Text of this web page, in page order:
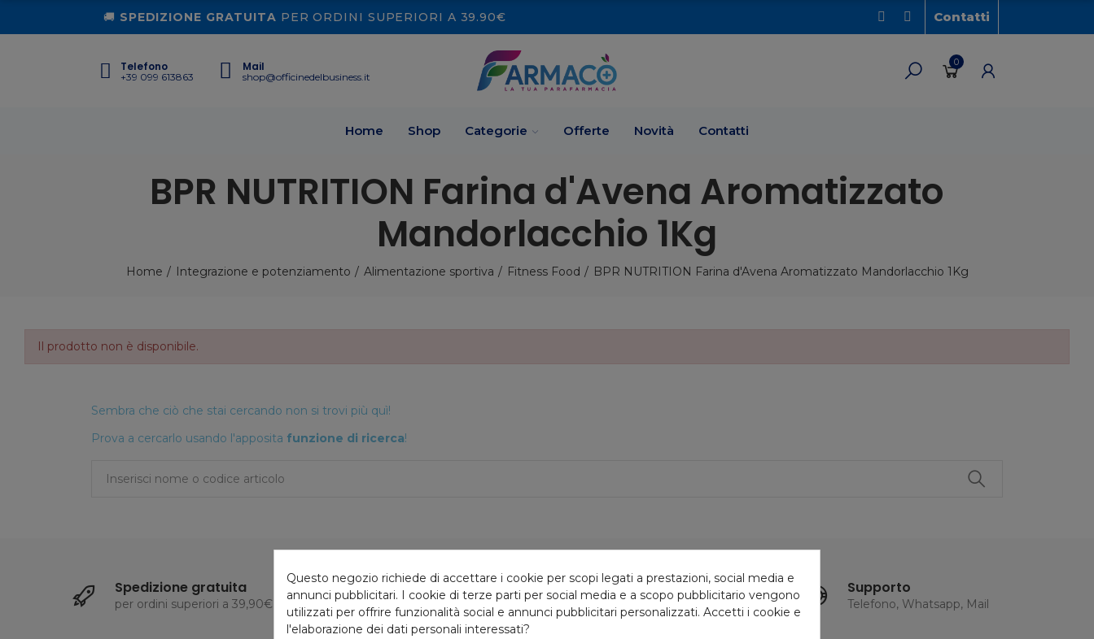
🚚 SPEDIZIONE GRATUITA PER ORDINI SUPERIORI A 39.90€ Contatti
Telefono
+39 099 613863
Mail
shop@officinedelbusiness.it
0
Home Shop Categorie Offerte Novità Contatti
BPR NUTRITION Farina d'Avena Aromatizzato
Mandorlacchio 1Kg
Home Integrazione e potenziamento Alimentazione sportiva Fitness Food BPR NUTRITION Farina d'Avena Aromatizzato Mandorlacchio 1Kg
Il prodotto non è disponibile.
Sembra che ciò che stai cercando non si trovi più quì!
Prova a cercarlo usando l'apposita funzione di ricerca!
Spedizione gratuita
per ordini superiori a 39,90€
Reso gratuito
14 giorni
10% di sconto
Iscrizione newsletter
Supporto
Telefono, Whatsapp, Mail
Questo negozio richiede di accettare i cookie per scopi legati a prestazioni, social media e
annunci pubblicitari. I cookie di terze parti per social media e a scopo pubblicitario vengono
utilizzati per offrire funzionalità social e annunci pubblicitari personalizzati. Accetti i cookie e
l'elaborazione dei dati personali interessati?